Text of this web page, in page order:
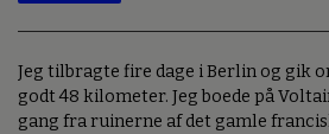
Jeg tilbragte fire dage i Berlin og gik
godt 48 kilometer. Jeg boede på
gang fra ruinerne af det gamle